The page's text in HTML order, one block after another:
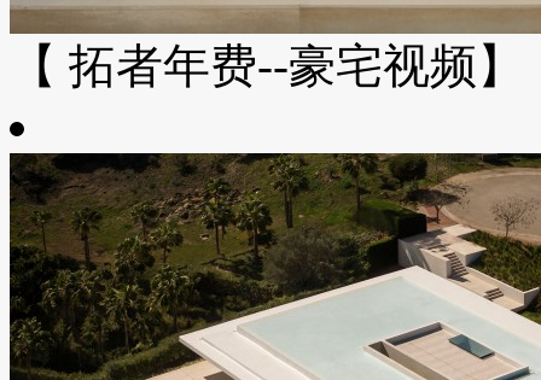
【 拓者年费--豪宅视频】